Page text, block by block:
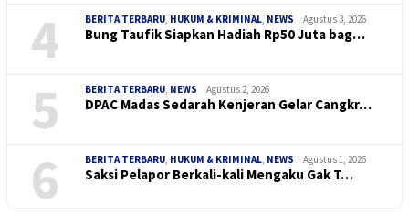
4 BERITA TERBARU, HUKUM & KRIMINAL, NEWS Agustus 3, 2026
Bung Taufik Siapkan Hadiah Rp50 Juta bag…
5 BERITA TERBARU, NEWS Agustus 2, 2026
DPAC Madas Sedarah Kenjeran Gelar Cangkr…
6 BERITA TERBARU, HUKUM & KRIMINAL, NEWS Agustus 1, 2026
Saksi Pelapor Berkali-kali Mengaku Gak T…